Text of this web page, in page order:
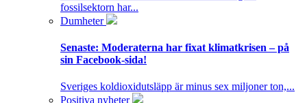
fossilsektorn har...
Dumheter
Senaste: Moderaterna har fixat klimatkrisen – på
sin Facebook-sida!
Sveriges koldioxidutsläpp är minus sex miljoner ton,...
Positiva nyheter